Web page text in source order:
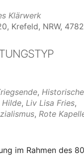
Klärwerk
Krefeld, NRW,
,
Hilde, Liv Lisa Fries,
, Rote
im Rahmen des